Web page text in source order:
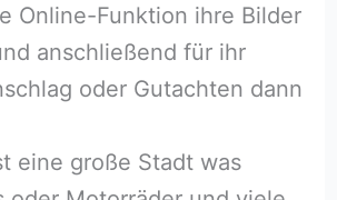
Online-Funktion ihre Bilder
anschließend für ihr
oder Gutachten dann
eine große Stadt was